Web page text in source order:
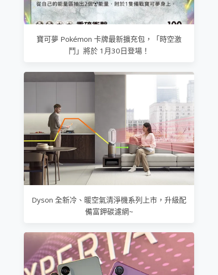
寶可夢 Pokémon 卡牌最新擴充包，「時空激
鬥」將於 1月30日登場！
Dyson 全新冷、暖空氣清淨機系列上市，升級配
備富鉀碳濾網~